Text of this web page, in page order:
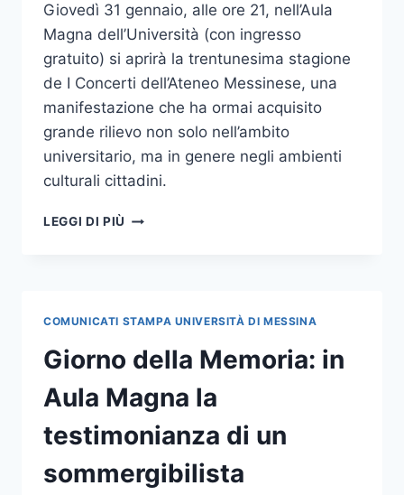
Giovedì 31 gennaio, alle ore 21, nell’Aula
Magna dell’Università (con ingresso
gratuito) si aprirà la trentunesima stagione
de I Concerti dell’Ateneo Messinese, una
manifestazione che ha ormai acquisito
grande rilievo non solo nell’ambito
universitario, ma in genere negli ambienti
culturali cittadini.
LEGGI DI PIÙ DA
DELL’ATENEO
MESSINESE
COMUNICATI STAMPA UNIVERSITÀ DI MESSINA
Giorno della Memoria: in
Aula Magna la
testimonianza di un
sommergibilista